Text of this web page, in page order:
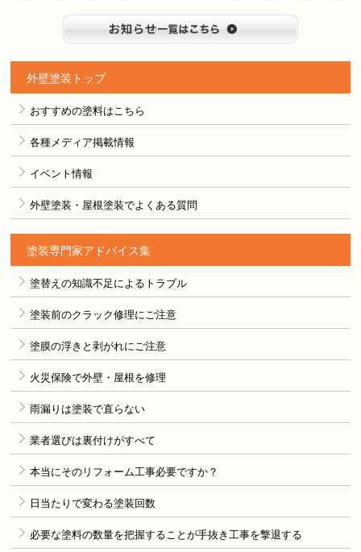
外壁塗装トップ
おすすめの塗料はこちら
各種メディア掲載情報
イベント情報
外壁塗装・屋根塗装でよくある質問
塗装専門家アドバイス集
塗替えの知識不足によるトラブル
塗装前のクラック修理にご注意
塗膜の浮きと剥がれにご注意
火災保険で外壁・屋根を修理
雨漏りは塗装で直らない
業者選びは裏付けがすべて
本当にそのリフォーム工事必要ですか？
日当たりで変わる塗装回数
必要な塗料の数量を把握することが手抜き工事を撃退する